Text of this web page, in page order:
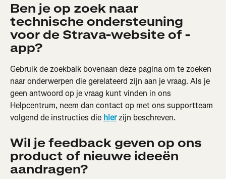
Ben je op zoek naar
technische ondersteuning
voor de Strava-website of -
app?
Gebruik de zoekbalk bovenaan deze pagina om te zoeken
naar onderwerpen die gerelateerd zijn aan je vraag. Als je
geen antwoord op je vraag kunt vinden in ons
Helpcentrum, neem dan contact op met ons supportteam
volgend de instructies die hier zijn beschreven.
Wil je feedback geven op ons
product of nieuwe ideeën
aandragen?